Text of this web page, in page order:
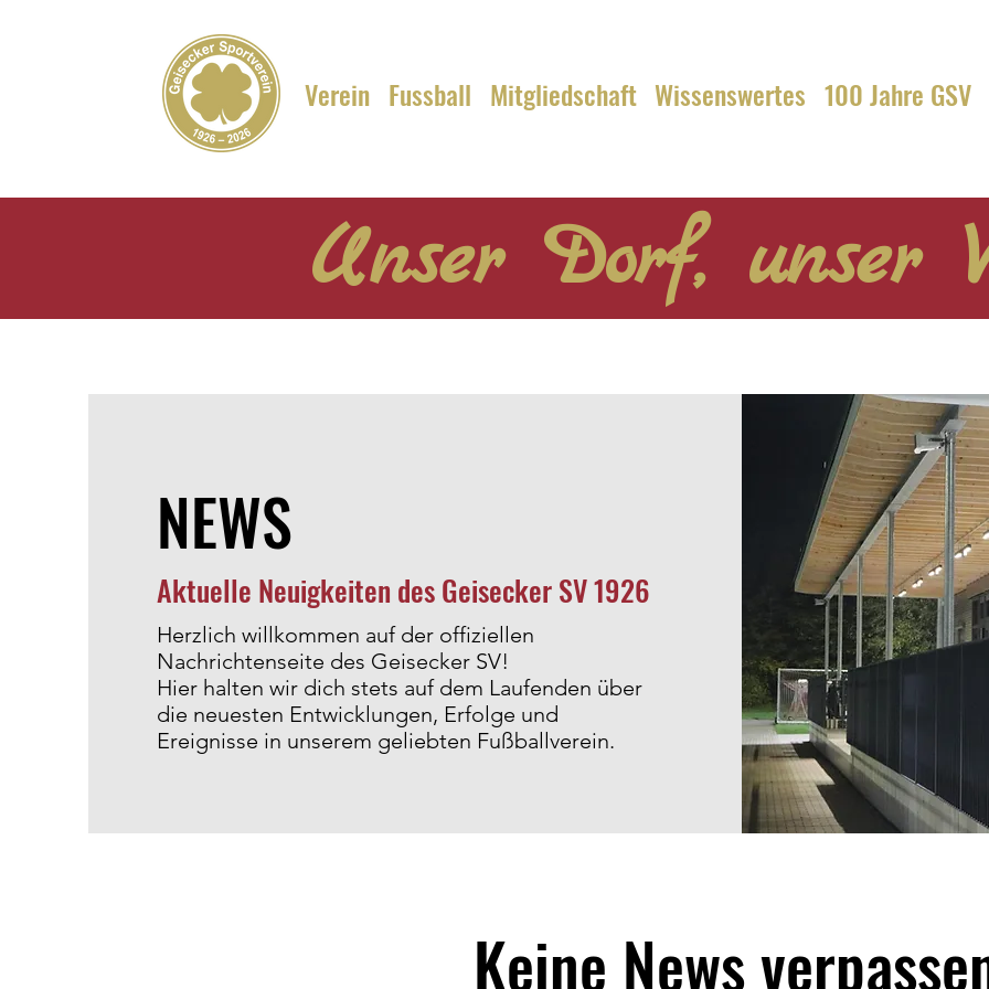
Verein Fussball Mitgliedschaft Wissenswertes 100 Jahre GSV
Unser Dorf, unser
NEWS
Aktuelle Neuigkeiten des Geisecker SV 1926
Herzlich willkommen auf der offiziellen
Nachrichtenseite des Geisecker SV!
Hier halten wir dich stets auf dem Laufenden über
die neuesten Entwicklungen, Erfolge und
Ereignisse in unserem geliebten Fußballverein.
Keine News